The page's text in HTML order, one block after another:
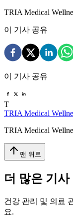
TRIA Medical
이 기사 공유
이 기사 공유
T
TRIA Medical
TRIA Medical
맨 위로
더 많은 기사
건강 관리 및 의료
요.